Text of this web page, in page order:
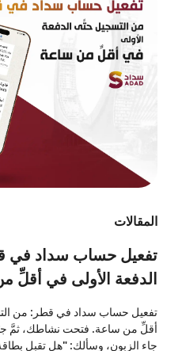
المقالات
تفعيل حساب سداد في
الدفعة الأولى في أقلِّ
تفعيل حساب سداد في قطر: من
أقلِّ من ساعة. فتحت نشاطك، ثمَّ
جاء الزبون، وسألك: "هل تقبل